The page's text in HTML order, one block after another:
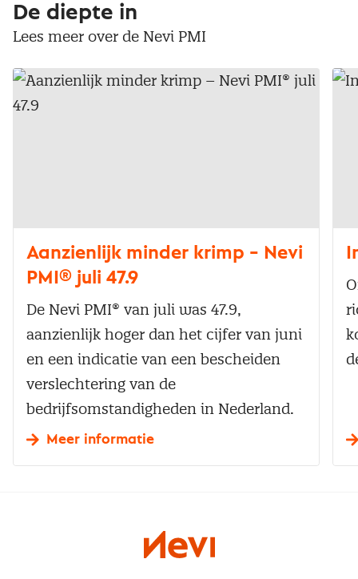
De diepte in
Lees meer over de Nevi PMI
Aanzienlijk minder krimp – Nevi
PMI® juli 47.9
De Nevi PMI® van juli was 47.9,
aanzienlijk hoger dan het cijfer van juni
en een indicatie van een bescheiden
verslechtering van de
bedrijfsomstandigheden in Nederland.
Meer informatie